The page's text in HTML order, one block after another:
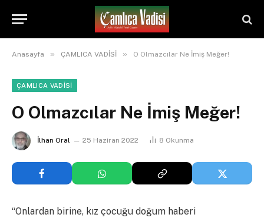
Anasayfa » ÇAMLICA VADİSİ » O Olmazcılar Ne İmiş Meğer!
ÇAMLICA VADİSİ
O Olmazcılar Ne İmiş Meğer!
İlhan Oral 25 Haziran 2022 8 Okunma
“Onlardan birine, kız çocuğu doğum haberi